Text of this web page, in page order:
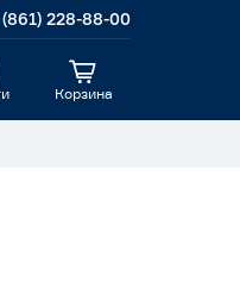
(861) 228-88-00
Корзина